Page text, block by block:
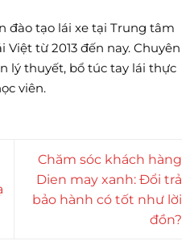
đào tạo lái xe tại Trung tâm
Việt từ 2013 đến nay. Chuyên
lý thuyết, bổ túc tay lái thực
viên.
Chăm sóc khách hàng
Dien may xanh: Đổi trả
bảo hành có tốt như lời
đồn?